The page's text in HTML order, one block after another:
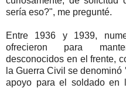
sería eso?", me pregunté.
Entre 1936 y 1939,
ofrecieron para
desconocidos en el frente,
la Guerra Civil se denominó
apoyo para el soldado en